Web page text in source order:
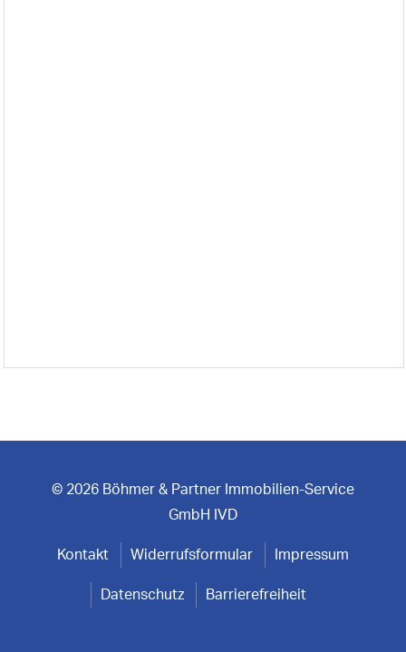
© 2026 Böhmer & Partner Immobilien-Service
GmbH IVD
Kontakt Widerrufsformular Impressum
Datenschutz Barrierefreiheit